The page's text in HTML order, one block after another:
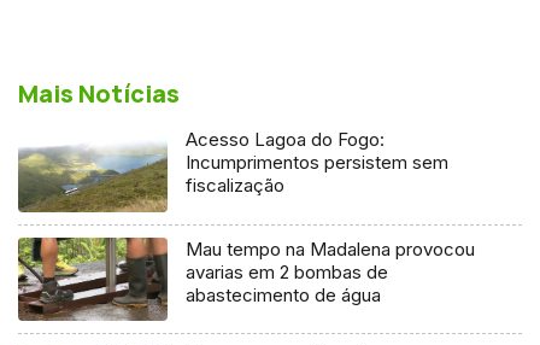
Mais Notícias
Acesso Lagoa do Fogo:
Incumprimentos persistem sem
fiscalização
Mau tempo na Madalena provocou
avarias em 2 bombas de
abastecimento de água